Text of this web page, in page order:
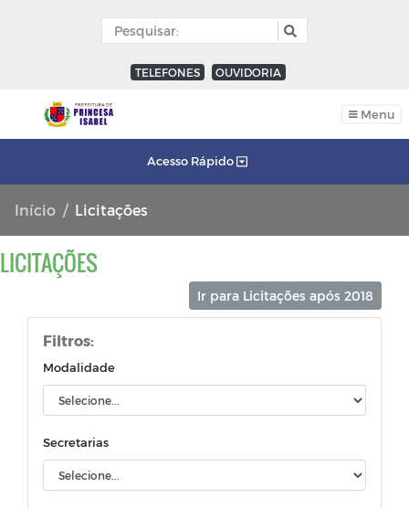
TELEFONES OUVIDORIA
Menu
Acesso Rápido
Início Licitações
LICITAÇÕES
Ir para Licitações após 2018
Filtros:
Modalidade
Secretarias